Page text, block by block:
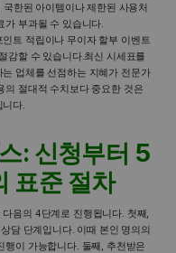
한된 아이템이나 제한된 사용처
가 부과될 수 있습니다.
트 적립이나 무이자 할부 이벤트
감할 수 있습니다.최신 시세표를
업체를 선점하는 지혜가 전문가
의 절대적 수치보다 중요한 것은
니다.
: 신청부터 5
표준 절차
음의 4단계로 진행됩니다. 첫째,
담 단계입니다. 이때 본인 명의의
행이 가능합니다. 둘째, 추천받은